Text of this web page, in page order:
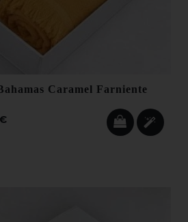
Caramel Farniente